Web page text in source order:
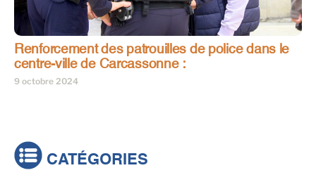
Renforcement des patrouilles de police dans le
centre-ville de Carcassonne :
9 octobre 2024
CATÉGORIES